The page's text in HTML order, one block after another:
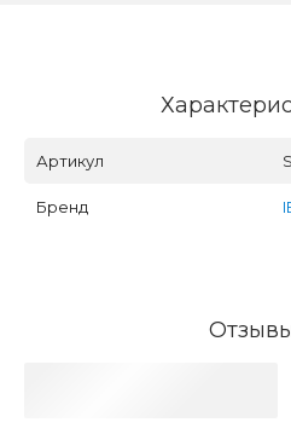
Артикул
Бренд